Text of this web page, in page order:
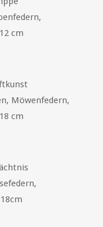
cm
Möwenfedern,
cm